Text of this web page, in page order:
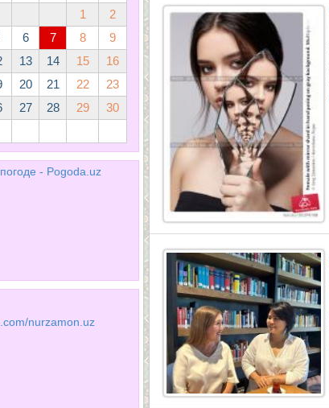
1
2
6 7 8
9
13 14 15
16
20 21 22
23
27 28 29
30
nurzamon.uz